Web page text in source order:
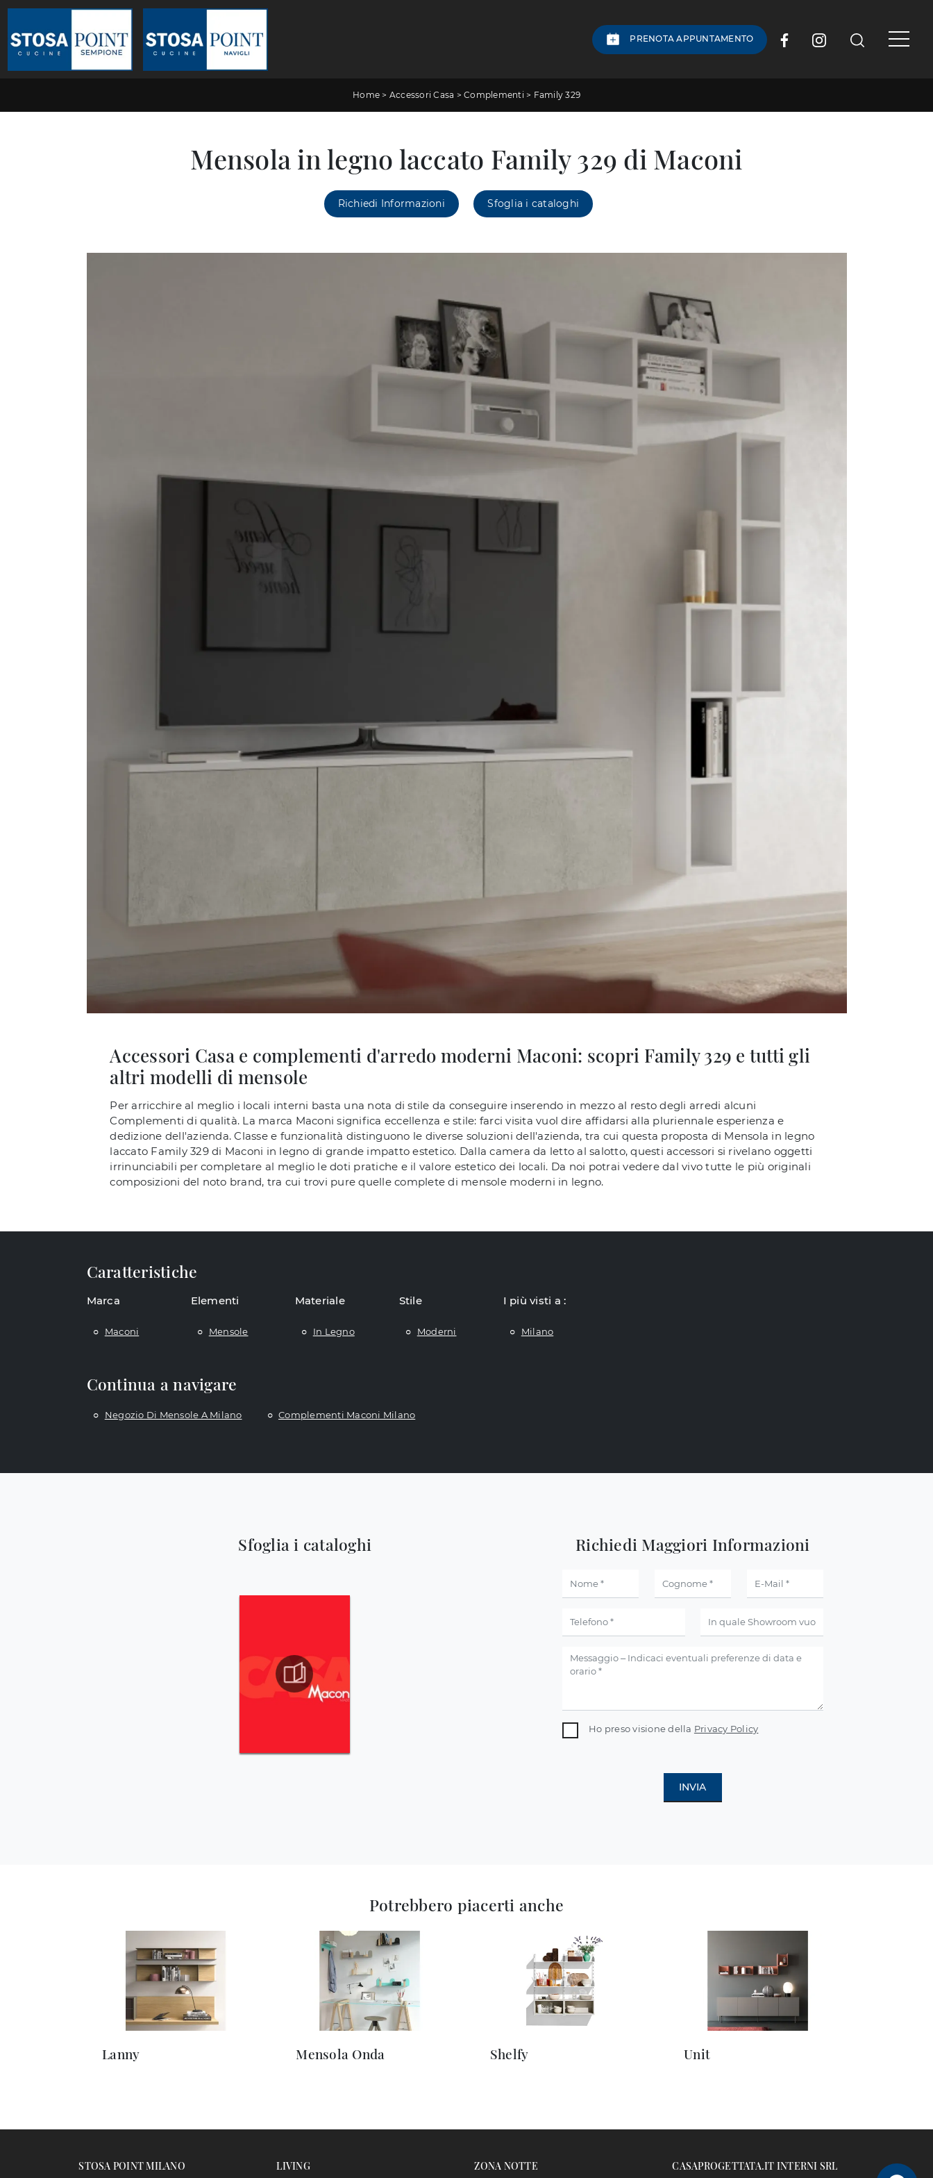
PRENOTA APPUNTAMENTO
Home > Accessori Casa > Complementi > Family 329
Mensola in legno laccato Family 329 di Maconi
Richiedi Informazioni Sfoglia i cataloghi
Accessori Casa e complementi d'arredo moderni Maconi: scopri Family 329 e tutti gli
altri modelli di mensole
Per arricchire al meglio i locali interni basta una nota di stile da conseguire inserendo in mezzo al resto degli arredi alcuni
Complementi di qualità. La marca Maconi significa eccellenza e stile: farci visita vuol dire affidarsi alla pluriennale esperienza e
dedizione dell'azienda. Classe e funzionalità distinguono le diverse soluzioni dell'azienda, tra cui questa proposta di Mensola in legno
laccato Family 329 di Maconi in legno di grande impatto estetico. Dalla camera da letto al salotto, questi accessori si rivelano oggetti
irrinunciabili per completare al meglio le doti pratiche e il valore estetico dei locali. Da noi potrai vedere dal vivo tutte le più originali
composizioni del noto brand, tra cui trovi pure quelle complete di mensole moderni in legno.
Caratteristiche
Marca
Maconi
Elementi
Mensole
Materiale
In Legno
Stile
Moderni
I più visti a :
Milano
Continua a navigare
Negozio Di Mensole A Milano Complementi Maconi Milano
Sfoglia i cataloghi Richiedi Maggiori Informazioni
Ho preso visione della Privacy Policy
INVIA
Potrebbero piacerti anche
Lanny Mensola Onda Shelfy Unit
STOSA POINT MILANO LIVING ZONA NOTTE CASAPROGETTATA.IT INTERNI SRL